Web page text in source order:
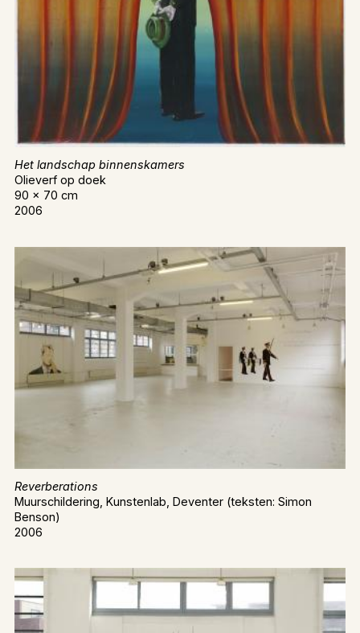
Het landschap binnenskamers
Olieverf op doek
90 x 70 cm
2006
Reverberations
Muurschildering, Kunstenlab, Deventer (teksten: Simon
Benson)
2006